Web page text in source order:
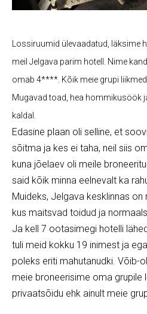
Lossiruumid ülevaadatud, läksime
meil Jelgava parim hotell. Nime
omab 4****. Kõik meie grupi
Mugavad toad, hea hommikusöök
kaldal.
Edasine plaan oli selline, et
sõitma ja kes ei taha, neil siis
kuna jõelaev oli meile
said kõik minna eelnevalt ka
Muideks, Jelgava kesklinnas
kus maitsvad toidud ja
Ja kell 7 ootasimegi hotelli
tuli meid kokku 19 inimest ja
poleks eriti mahutanudki. Võib-
meie broneerisime oma grupile
privaatsõidu ehk ainult meie